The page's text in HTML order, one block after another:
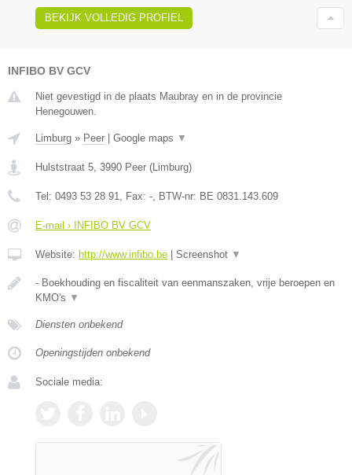
BEKIJK VOLLEDIG PROFIEL
INFIBO BV GCV
Niet gevestigd in de plaats Maubray en in de provincie
Henegouwen.
Limburg » Peer Google maps ▼
Hulststraat 5, 3990 Peer (Limburg)
Tel: 0493 53 28 91, Fax: -, BTW-nr: BE 0831.143.609
E-mail › INFIBO BV GCV
Website: http://www.infibo.be Screenshot ▼
- Boekhouding en fiscaliteit van eenmanszaken, vrije beroepen en
KMO's ▼
Diensten onbekend
Openingstijden onbekend
Sociale media: